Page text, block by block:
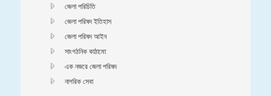
জেলা পরিচিতি
জেলা পরিষদ ইতিহাস
জেলা পরিষদ আইন
সাংগঠনিক কাঠামো
এক নজরে জেলা পরিষদ
নাগরিক সেবা